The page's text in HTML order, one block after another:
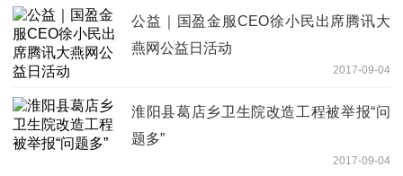
公益｜国盈金服CEO徐小民出席腾讯大
燕网公益日活动
2017-09-04
淮阳县葛店乡卫生院改造工程被举报“问
题多”
2017-09-04